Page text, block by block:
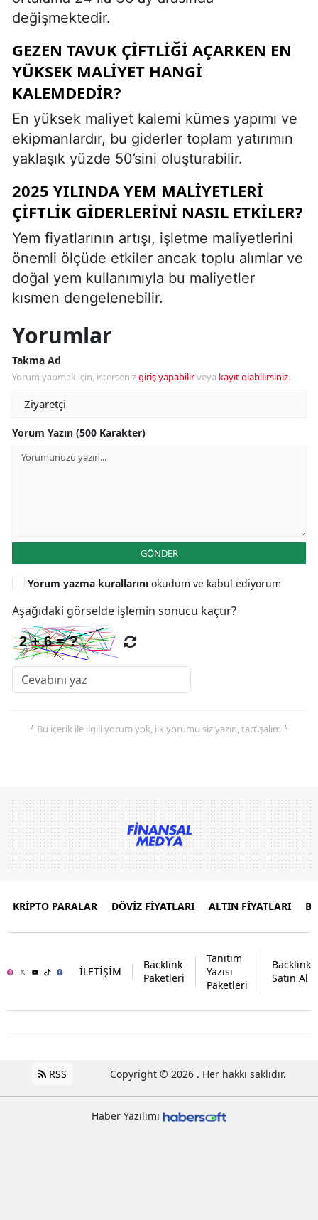
değişmektedir.
GEZEN TAVUK ÇIFTLIĞI AÇARKEN EN
YÜKSEK MALIYET HANGI
KALEMDEDIR?
En yüksek maliyet kalemi kümes yapımı ve
ekipmanlardır, bu giderler toplam yatırımın
yaklaşık yüzde 50’sini oluşturabilir.
2025 YILINDA YEM MALIYETLERI
ÇIFTLIK GIDERLERINI NASIL ETKILER?
Yem fiyatlarının artışı, işletme maliyetlerini
önemli ölçüde etkiler ancak toplu alımlar ve
doğal yem kullanımıyla bu maliyetler
kısmen dengelenebilir.
Yorumlar
Takma Ad
Yorum yapmak için, istersenizgiriş yapabilirveya kayıt olabilirsiniz.
Yorum Yazın (500 Karakter)
GÖNDER
Yorum yazma kurallarını okudum ve kabul ediyorum
Aşağıdaki görselde işlemin sonucu kaçtır?
* Bu içerik ile ilgili yorum yok, ilk yorumu siz yazın, tartışalım *
KRİPTO PARALAR DÖVİZ FİYATLARI ALTIN FİYATLARI
İLETİŞİM
Backlink
Paketleri
Tanıtım
Yazısı
Paketleri
Backlink
Satın Al
RSS Copyright © 2026 . Her hakkı saklıdır.
Haber Yazılımı